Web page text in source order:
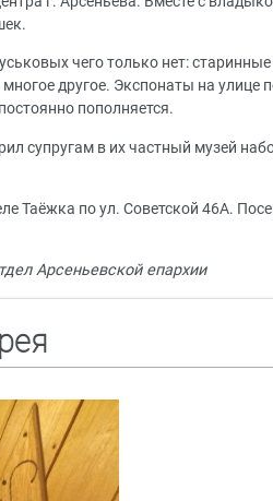
чего только нет:
другое. Экспонаты на улице
пополняется.
супругам в их частный музей
Таёжка по ул. Советской 46А.
Арсеньевской епархии